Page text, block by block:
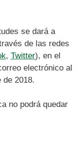
se dará a
de las redes
, Twitter), en el
electrónico al
de 2018.
no podrá quedar